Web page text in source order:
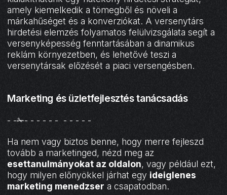
amely kiemelkedik a tömegből és növeli a
márkahűséget és a konverziókat. A versenytárs
hirdetési elemzés folyamatos felülvizsgálata segít a
versenyképesség fenntartásában a dinamikus
reklám környezetben, és lehetővé teszi a
versenytársak előzését a piaci versengésben.
Marketing és üzletfejlesztés tanácsadás
- -✁- - - - - - - - - - -
Ha nem vagy biztos benne, hogy merre fejleszd
tovább a marketinged, nézd meg az
esettanulmányokat az oldalon, vagy például ezt,
hogy milyen előnyökkel járhat egy ideiglenes
marketing menedzser a csapatodban.